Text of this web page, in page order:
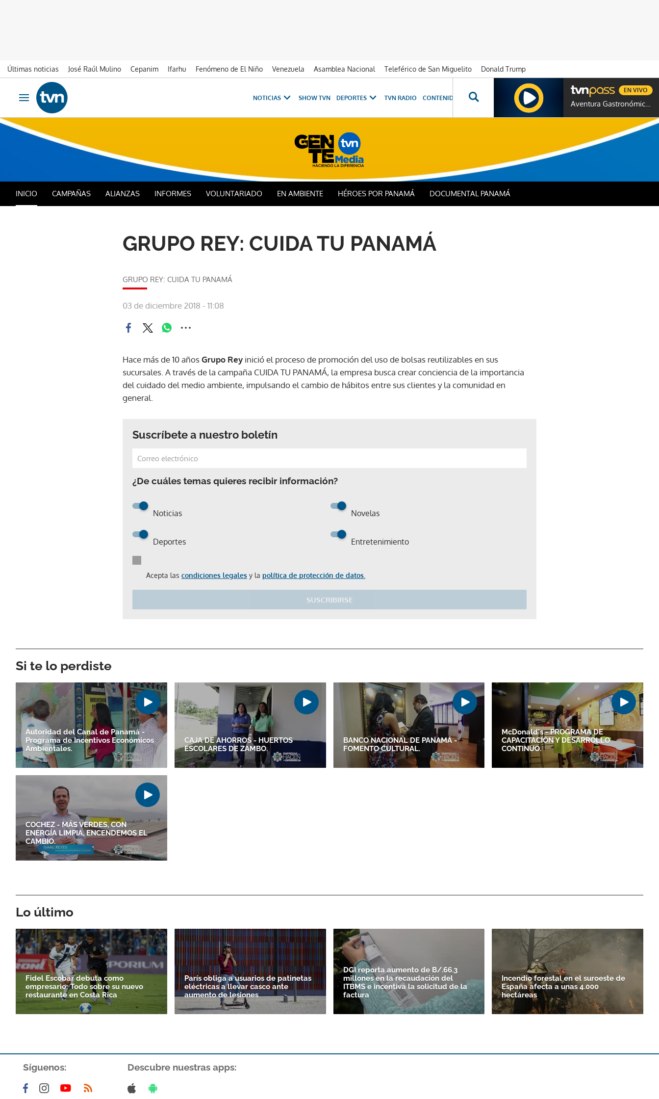
Últimas noticias José Raúl Mulino Cepanim Ifarhu Fenómeno de El Niño Venezuela Asamblea Nacional Teleférico de San Miguelito
Donald Trump
Ir al contenido
Obrir navegació
NOTICIAS SHOW TVN DEPORTES TVN RADIO CONTENIDOS ESPECIALES NOVELAS GENTE TVN
Aventura Gastronómica Colombia
EN VIVO
INICIO CAMPAÑAS ALIANZAS INFORMES VOLUNTARIADO EN AMBIENTE HÉROES POR PANAMÁ DOCUMENTAL PANAMÁ
GRUPO REY: CUIDA TU PANAMÁ
GRUPO REY: CUIDA TU PANAMÁ
03 de diciembre 2018 - 11:08
Hace más de 10 añosGrupo Rey inició el proceso de promoción del uso de bolsas reutilizables en sus
sucursales. A través de la campaña CUIDA TU PANAMÁ, la empresa busca crear conciencia de la importancia
del cuidado del medio ambiente, impulsando el cambio de hábitos entre sus clientes y la comunidad en
general.
Suscríbete a nuestro boletín
¿De cuáles temas quieres recibir información?
Noticias Novelas
Deportes Entretenimiento
Acepta las condiciones legales y la política de protección de datos.
SUSCRIBIRSE
Si te lo perdiste
Autoridad del Canal de Panamá -
Programa de Incentivos Económicos
Ambientales.
CAJA DE AHORROS - HUERTOS
ESCOLARES DE ZAMBO.
BANCO NACIONAL DE PANAMÁ -
FOMENTO CULTURAL.
McDonald's - PROGRAMA DE
CAPACITACIÓN Y DESARROLLO
CONTINUO.
COCHEZ - MÁS VERDES, CON
ENERGÍA LIMPIA, ENCENDEMOS EL
CAMBIO.
Lo último
Fidel Escobar debuta como
empresario: Todo sobre su nuevo
restaurante en Costa Rica
París obliga a usuarios de patinetas
eléctricas a llevar casco ante
aumento de lesiones
DGI reporta aumento de B/.66.3
millones en la recaudación del
ITBMS e incentiva la solicitud de la
factura
Incendio forestal en el suroeste de
España afecta a unas 4.000
hectáreas
Síguenos: Descubre nuestras apps: